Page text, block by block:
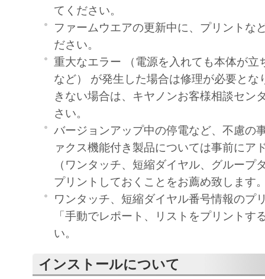
てください。
ファームウエアの更新中に、プリントな
ださい。
重大なエラー （電源を入れても本体が立
など） が発生した場合は修理が必要とな
きない場合は、キヤノンお客様相談セン
さい。
バージョンアップ中の停電など、不慮の
ァクス機能付き製品については事前にア
（ワンタッチ、短縮ダイヤル、グループ
プリントしておくことをお薦め致します
ワンタッチ、短縮ダイヤル番号情報のプ
「手動でレポート、リストをプリントす
い。
インストールについて